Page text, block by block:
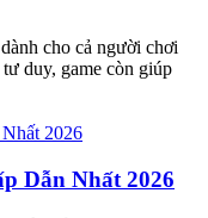
cho cả người chơi
duy, game còn giúp
Dẫn Nhất 2026